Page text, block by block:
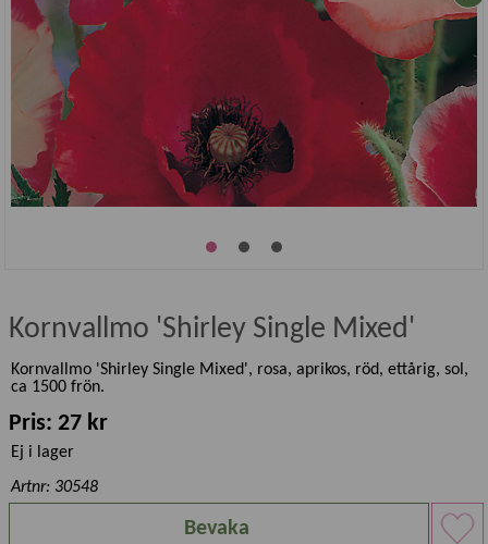
Kornvallmo 'Shirley Single Mixed'
Kornvallmo 'Shirley Single Mixed', rosa, aprikos, röd, ettårig, sol,
ca 1500 frön.
Pris: 27 kr
Ej i lager
Artnr: 30548
Bevaka